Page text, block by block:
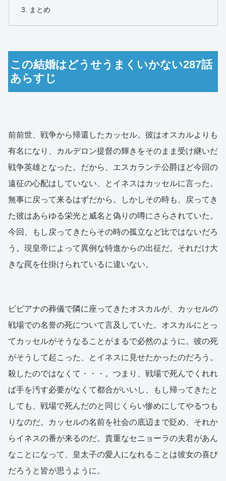
まとめ
この結婚はどうせうまくいかない287話
あらすじ
前前世、戦争から帰還したカッセル。彼はオスカルよりも
有名になり、カルデロン提督の輝きをそのまま受け継いだ
戦争英雄となった。だから、エスカランテ公爵ほど今回の
遠征の心配はしていない、とイネスはカッセルに言った。
無事に戻って来るはずだから。しかしその時も、戻ってき
た彼はあらゆる栄光と威名と偽りの噂にさらされていた。
今回、もし戻ってきたらその時の孤立など比ではないだろ
う。現皇帝によって異例な特進からの出征だ。それだけ大
きな罠を仕掛けられているに違いない。
ビビアナの葬儀で隣に座ってきたオスカルが、カッセルの
戦場での名誉の死について言及していた。オスカルにとっ
てカッセルがそうなることがまるで必然のように。彼の死
がそうして起こった、とイネスに見せたかったのだろう。
殺したのではなくて・・・。つまり、戦場で死んでくれれ
ば手を汚す必要がなくて都合がいいし、もし帰ってきたと
しても、戦場で死んだのと同じくらい惨めにしてやるつも
りなのだ。カッセルの名前を社会の底辺まで貶め、それか
らイネスの番が来るのだ。貴重なセニョーラの夫君があん
なことになって、皇太子の愛人になれることは彼女の喜び
だろうと皆が思うように。